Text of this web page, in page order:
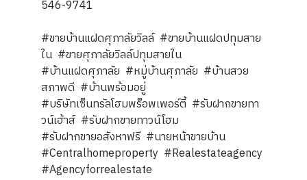
546-9741
#ขายบ้านแฝดศุภาลัยวิลล์ #ขายบ้านแฝดปทุมสาย
ใน #ขายศุภาลัยวิลล์ปทุมสายใน
#บ้านแฝดศุภาลัย #หมู่บ้านศุภาลัย #บ้านสวย
สภาพดี #บ้านพร้อมอยู่
#บริษัทเซ็นทรัลโฮมพร็อพเพอร์ตี้ #รับฝากขายทา
วน์เฮ้าส์ #รับฝากขายทาวน์โฮม
#รับฝากขายอสังหาฟรี #นายหน้าขายบ้าน
#Centralhomeproperty #Realestateagency
#Agencyforrealestate